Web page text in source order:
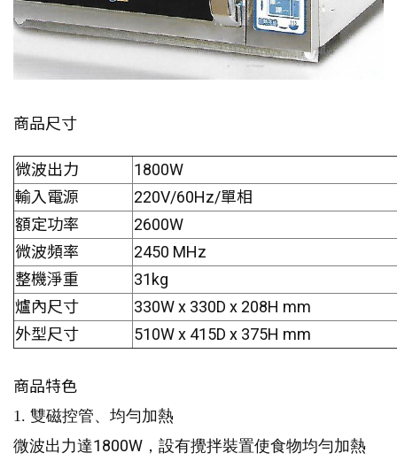
商品尺寸
微波出力
1800W
輸入電源
220V/60Hz/單相
額定功率
2600W
微波頻率
2450 MHz
整機淨重
31kg
爐內尺寸
330W x 330D x 208H mm
外型尺寸
510W x 415D x 375H mm
商品特色
1. 雙磁控管、均勻加熱
微波出力達1800W ，設有攪拌裝置使食物均勻加熱